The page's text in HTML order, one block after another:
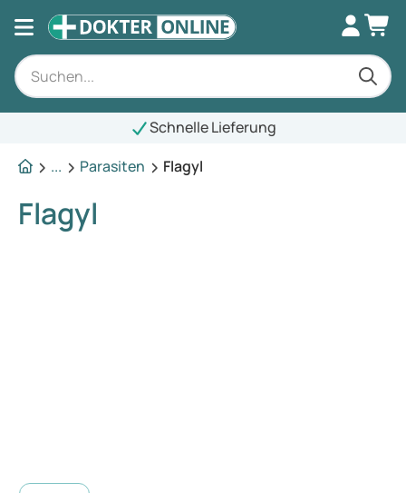
Schnelle Lieferung
...
Parasiten Flagyl
Flagyl